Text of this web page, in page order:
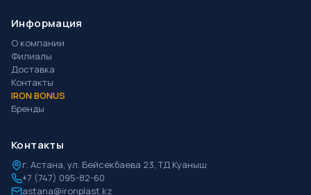
Информация
О компании
Филиалы
Доставка
Контакты
IRON BONUS
Бренды
Контакты
г. Астана, ул. Бейсекбаева 23, ТД Куаныш
+7 (747) 095-82-60
astana@ironplast.kz